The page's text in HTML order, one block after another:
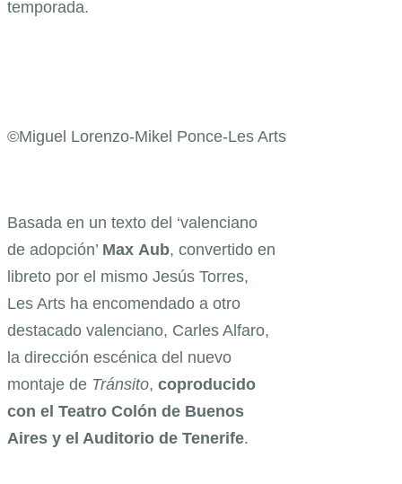
temporada.
©Miguel Lorenzo-Mikel Ponce-Les Arts
Basada en un texto del ‘valenciano
de adopción’ Max Aub, convertido en
libreto por el mismo Jesús Torres,
Les Arts ha encomendado a otro
destacado valenciano, Carles Alfaro,
la dirección escénica del nuevo
montaje de Tránsito, coproducido
con el Teatro Colón de Buenos
Aires y el Auditorio de Tenerife.